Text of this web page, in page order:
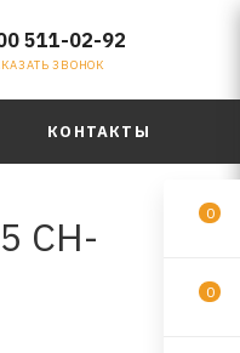
511-02-92
ЗВОНОК
КОНТАКТЫ
CH-
0
0